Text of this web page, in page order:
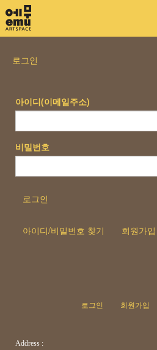
로그인
아이디(이메일주소)
비밀번호
로그인
아이디/비밀번호 찾기 회원가입
로그인 회원가입
Address :